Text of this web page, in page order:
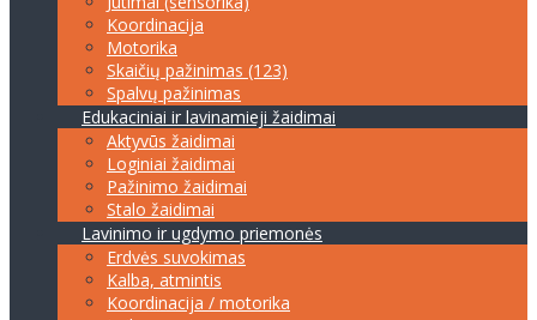
Koordinacija
Motorika
Skaičių pažinimas (123)
Spalvų pažinimas
Edukaciniai ir lavinamieji žaidimai
Aktyvūs žaidimai
Loginiai žaidimai
Pažinimo žaidimai
Stalo žaidimai
Lavinimo ir ugdymo priemonės
Erdvės suvokimas
Kalba, atmintis
Koordinacija / motorika